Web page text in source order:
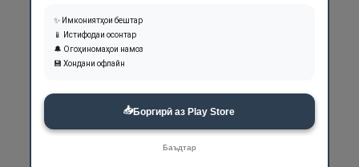
✨ Имкониятҳои бештар
📱 Истифодаи осонтар
🔔 Огоҳиномаҳои намоз
💾 Хондани офлайн
📥Боргирӣ аз Play Store
Баъдтар